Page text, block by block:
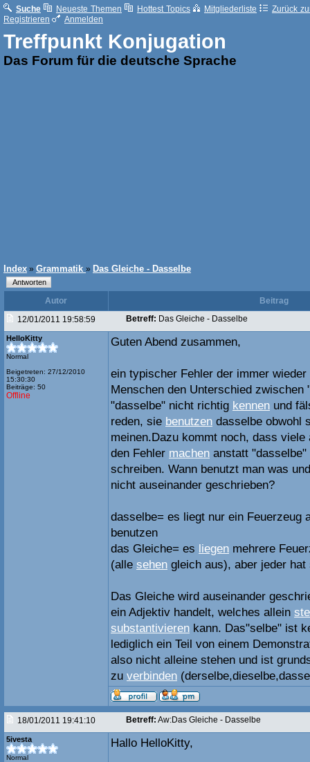
Suche Neueste Themen Hottest Topics Mitgliederliste
Zurück
Registrieren
Anmelden
Treffpunkt Konjugation
Das Forum für die deutsche Sprache
Index » Grammatik » Das Gleiche - Dasselbe
Autor
Beitrag
12/01/2011 19:58:59
Betreff: Das Gleiche - Dasselbe
HelloKitty
Normal
Beigetreten: 27/12/2010
15:30:30
Beiträge: 50
Offline
Guten Abend zusammen,
ein typischer Fehler der immer
Menschen den Unterschied zwischen
"dasselbe" nicht richtig kennen und
reden, sie benutzen dasselbe obwohl
meinen.Dazu kommt noch, dass
den Fehler machen anstatt
schreiben. Wann benutzt man was
nicht auseinander geschrieben?
dasselbe= es liegt nur ein Feuerzeug
benutzen
das Gleiche= es liegen mehrere
(alle sehen gleich aus), aber jeder hat
Das Gleiche wird auseinander
ein Adjektiv handelt, welches allein
substantivieren kann. Das"selbe" ist
lediglich ein Teil von einem
also nicht alleine stehen und ist
zu verbinden
18/01/2011 19:41:10 Betreff: Aw:Das Gleiche - Dasselbe
5ivesta
Normal
Hallo HelloKitty,